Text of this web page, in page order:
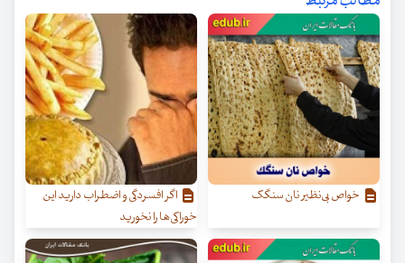
خواص بی‌نظیر نان سنگک
اگر افسردگی و اضطراب دارید این
خوراکی‌ها را نخورید